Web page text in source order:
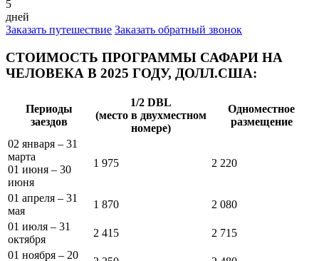
5
дней
Заказать путешествие Заказать обратный звонок
СТОИМОСТЬ ПРОГРАММЫ САФАРИ НА
ЧЕЛОВЕКА В 2025 ГОДУ, ДОЛЛ.США:
Периоды
заездов
1/2 DBL
(место в двухместном
номере)
Одноместное
размещение
02 января – 31
марта
01 июня – 30
июня
1 975 2 220
01 апреля – 31
мая
1 870
2 080
01 июля – 31
октября
2 415
2 715
01 ноября – 20